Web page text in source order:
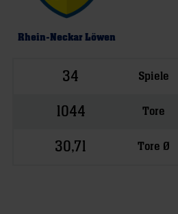
Rhein-Neckar Löwen
34 Spiele
1044 Tore
30,71 Tore Ø